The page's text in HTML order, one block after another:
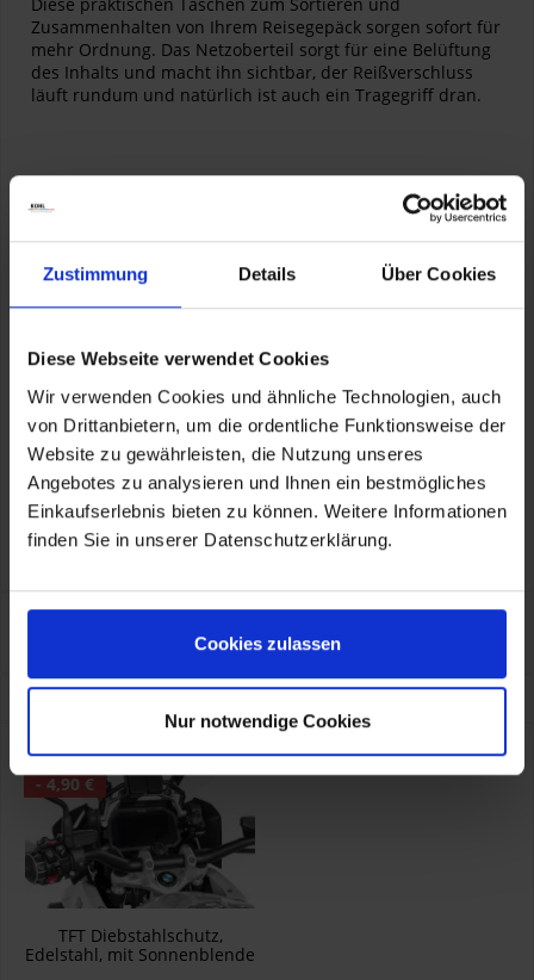
Zustimmung Details Über Cookies
Diese Webseite verwendet Cookies
Wir verwenden Cookies und ähnliche Technologien, auch
von Drittanbietern, um die ordentliche Funktionsweise der
Website zu gewährleisten, die Nutzung unseres
Angebotes zu analysieren und Ihnen ein bestmögliches
Einkaufserlebnis bieten zu können. Weitere Informationen
finden Sie in unserer Datenschutzerklärung.
Cookies zulassen
Nur notwendige Cookies
Zusammenhalten von Ihrem Reisegepäck sorgen sofort für
mehr Ordnung. Das Netzoberteil sorgt für eine Belüftung
des Inhalts und macht ihn sichtbar, der Reißverschluss
läuft rundum und natürlich ist auch ein Tragegriff dran.
Lieferumfang: 1 x Touratech Booster Cube
Herstellerinformationen
TOURATECH GmbH
Auf dem Zimmermann 7-9, Niedereschach, DE, 78078
info@touratech.de
Verantwortliche Person für die EU
KOHL automobile GmbH eCom
TOURATECH GmbH
Auf dem Zimmermann 7-9, Niedereschach, DE, 78078
Eigenschaften
Eigenschaften aufklappen
Kunden kauften auch
- 4,90 €
TFT Diebstahlschutz,
Edelstahl, mit Sonnenblende